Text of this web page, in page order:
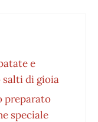
e
di gioia
preparato
speciale